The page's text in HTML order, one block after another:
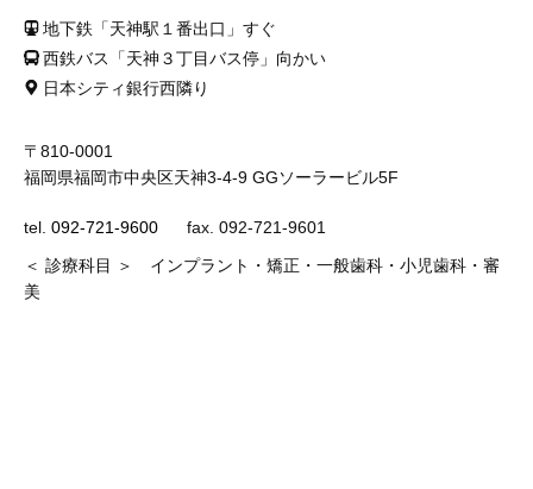
お問い合せ
地下鉄「天神駅１番出口」すぐ
西鉄バス「天神３丁目バス停」向かい
日本シティ銀行西隣り
〒810-0001
福岡県福岡市中央区天神3-4-9 GGソーラービル5F
tel. 092-721-9600
fax. 092-721-9601
＜ 診療科目 ＞ インプラント・矯正・一般歯科・小児歯科・審
美